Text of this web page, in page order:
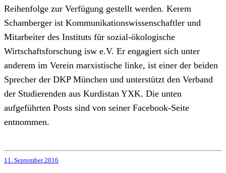
Reihenfolge zur Verfügung gestellt werden. Kerem
Schamberger ist Kommunikationswissenschaftler und
Mitarbeiter des Instituts für sozial-ökologische
Wirtschaftsforschung isw e.V. Er engagiert sich unter
anderem im Verein marxistische linke, ist einer der beiden
Sprecher der DKP München und unterstützt den Verband
der Studierenden aus Kurdistan YXK. Die unten
aufgeführten Posts sind von seiner Facebook-Seite
entnommen.
11. September 2016